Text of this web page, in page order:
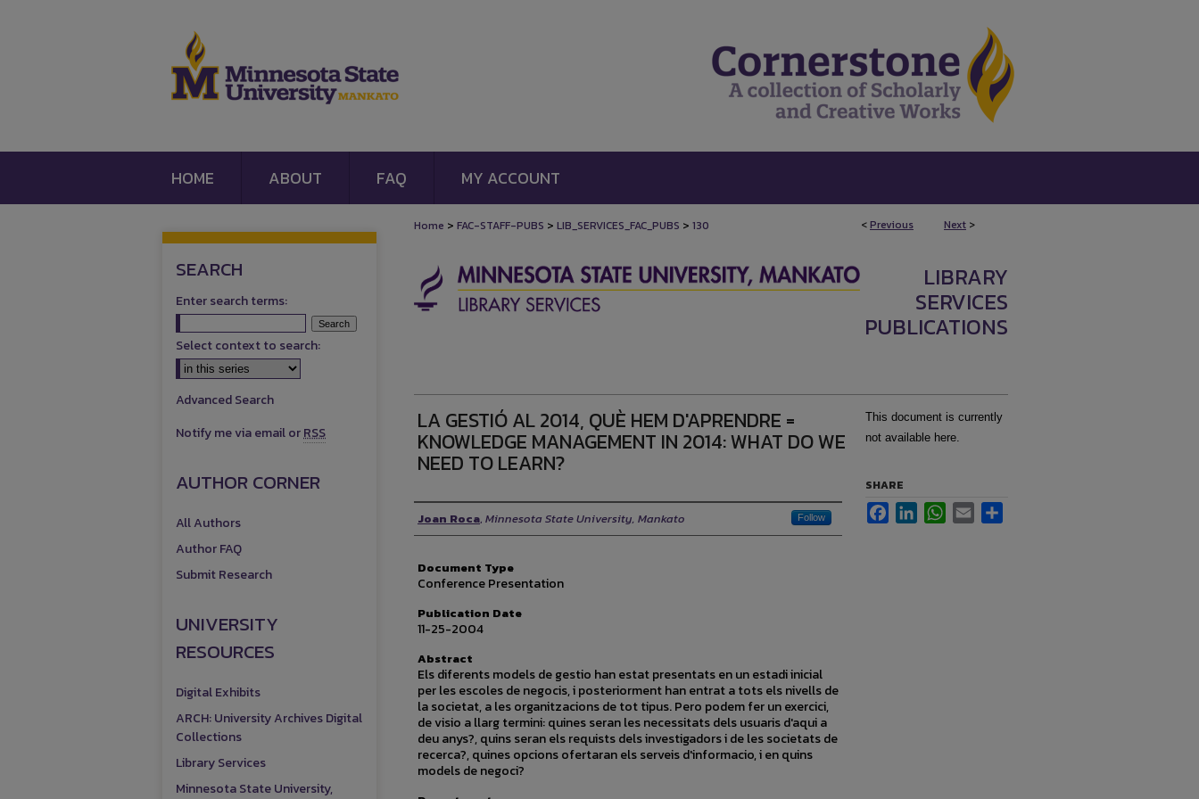
HOME ABOUT FAQ MY ACCOUNT
<Previous Next >
Home > FAC-STAFF-PUBS > LIB_SERVICES_FAC_PUBS > 130
LIBRARY
SERVICES
PUBLICATIONS
LA GESTIÓ AL 2014, QUÈ HEM D'APRENDRE =
KNOWLEDGE MANAGEMENT IN 2014: WHAT DO WE
NEED TO LEARN?
Authors
Joan Roca, Minnesota State University, Mankato Follow
Document Type
Conference Presentation
Publication Date
11-25-2004
Abstract
Els diferents models de gestio han estat presentats en un estadi inicial
per les escoles de negocis, i posteriorment han entrat a tots els nivells de
la societat, a les organitzacions de tot tipus. Pero podem fer un exercici,
de visio a llarg termini: quines seran les necessitats dels usuaris d'aqui a
deu anys?, quins seran els requists dels investigadors i de les societats de
recerca?, quines opcions ofertaran els serveis d'informacio, i en quins
models de negoci?
This document is currently
not available here.
SHARE
FacebookLinkedInWhatsApp
Email
SEARCH
Enter search terms:
Select context to search:
Advanced Search
Notify me via email orRSS
AUTHOR CORNER
All Authors
Author FAQ
Submit Research
UNIVERSITY
RESOURCES
Digital Exhibits
ARCH: University Archives Digital
Collections
Library Services
Minnesota State University,